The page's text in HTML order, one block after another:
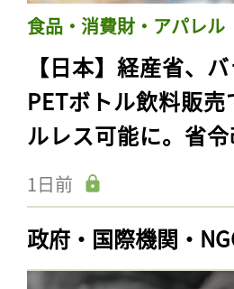
食品・消費財・アパレル
【日本】経産省、
PETボトル飲料販
ルレス可能に。省
1日前
政府・国際機関・